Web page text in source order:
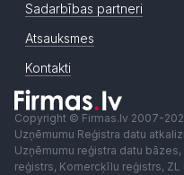
Sadarbības partneri
Atsauksmes
Kontakti
Copyright © Firmas.lv 2007-
Uzņēmumu Reģistra datu
Uzņēmumu reģistra datu
reģistrs, Komercķīlu reģistrs,